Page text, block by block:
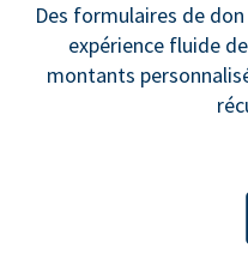
Des formulaires de
expérience fluide
montants